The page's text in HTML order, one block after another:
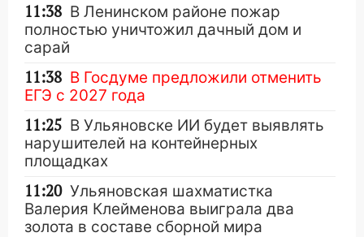
11:38 В Ленинском районе пожар
полностью уничтожил дачный дом и
сарай
11:38 В Госдуме предложили отменить
ЕГЭ с 2027 года
11:25 В Ульяновске ИИ будет выявлять
нарушителей на контейнерных
площадках
11:20 Ульяновская шахматистка
Валерия Клейменова выиграла два
золота в составе сборной мира